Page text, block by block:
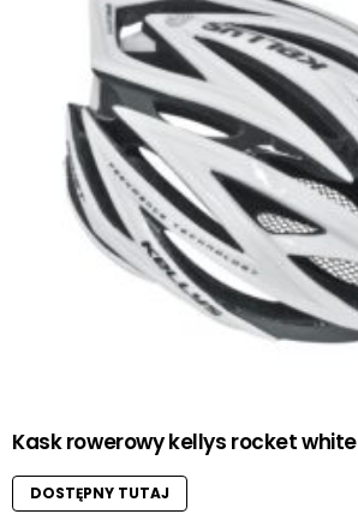
Kask rowerowy kellys rocket white
DOSTĘPNY TUTAJ